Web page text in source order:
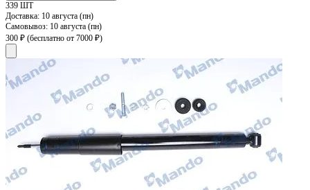
339 ШТ
Доставка: 10 августа (пн)
Самовывоз: 10 августа (пн)
300 ₽ (бесплатно от 7000 ₽)